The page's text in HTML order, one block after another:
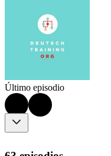
Último episodio